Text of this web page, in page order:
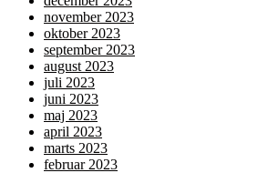
november 2023
oktober 2023
september 2023
august 2023
juli 2023
juni 2023
maj 2023
april 2023
marts 2023
februar 2023